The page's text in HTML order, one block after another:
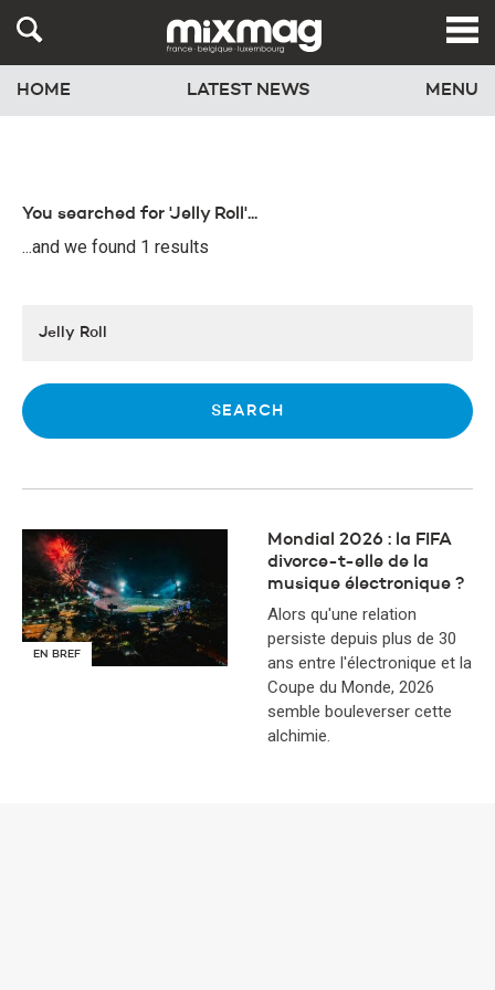
HOME LATEST NEWS MENU
You searched for 'Jelly Roll'...
...and we found 1 results
EN BREF
Mondial 2026 : la FIFA
divorce-t-elle de la
musique électronique ?
Alors qu'une relation
persiste depuis plus de 30
ans entre l'électronique et la
Coupe du Monde, 2026
semble bouleverser cette
alchimie.